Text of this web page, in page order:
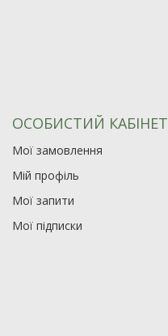
ОСОБИСТИЙ КАБІНЕТ
Мої замовлення
Мій профіль
Мої запити
Мої підписки